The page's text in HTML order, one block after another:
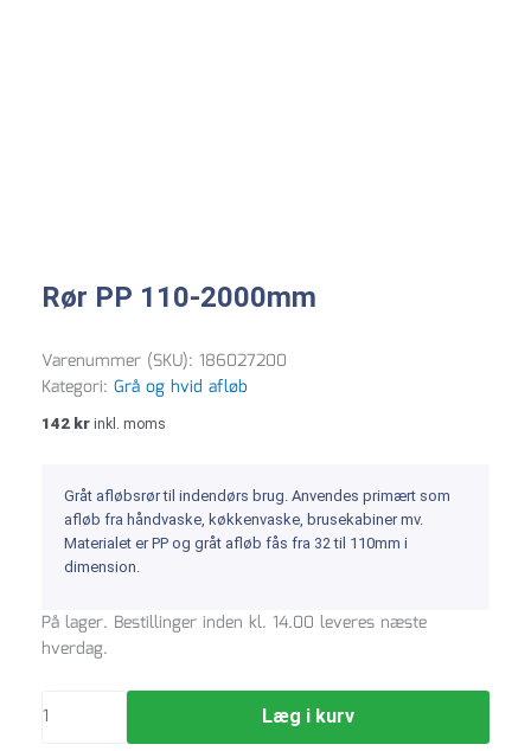
Rør PP 110-2000mm
Varenummer (SKU): 186027200
Kategori: Grå og hvid afløb
142 kr inkl. moms
Gråt afløbsrør til indendørs brug. Anvendes primært som
afløb fra håndvaske, køkkenvaske, brusekabiner mv.
Materialet er PP og gråt afløb fås fra 32 til 110mm i
dimension.
På lager. Bestillinger inden kl. 14.00 leveres næste
hverdag.
Rør
PP
antal
Læg i kurv